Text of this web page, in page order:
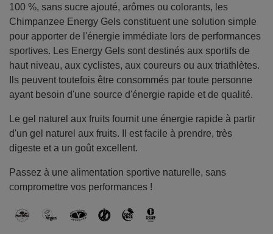
100 %, sans sucre ajouté, arômes ou colorants, les
Chimpanzee Energy Gels constituent une solution simple
pour apporter de l'énergie immédiate lors de performances
sportives. Les Energy Gels sont destinés aux sportifs de
haut niveau, aux cyclistes, aux coureurs ou aux triathlètes.
Ils peuvent toutefois être consommés par toute personne
ayant besoin d'une source d'énergie rapide et de qualité.
Le gel naturel aux fruits fournit une énergie rapide à partir
d'un gel naturel aux fruits. Il est facile à prendre, très
digeste et a un goût excellent.
Passez à une alimentation sportive naturelle, sans
compromettre vos performances !